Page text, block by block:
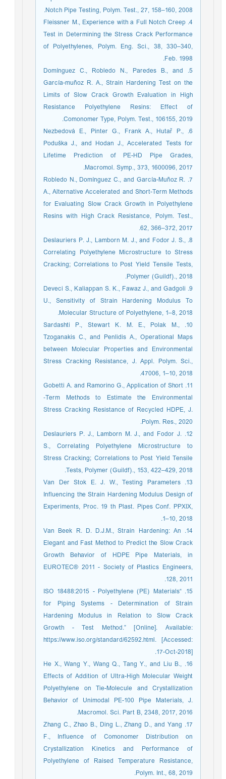
Notch Pipe Testing, Polym. Test., 27, 158–160, 2008.
4. Fleissner M., Experience with a Full Notch Creep
Test in Determining the Stress Crack Performance
of Polyethylenes, Polym. Eng. Sci., 38, 330–340,
Feb. 1998.
5. Domínguez C., Robledo N., Paredes B., and
García-muñoz R. A., Strain Hardening Test on the
Limits of Slow Crack Growth Evaluation in High
Resistance Polyethylene Resins: Effect of
Comonomer Type, Polym. Test., 106155, 2019.
6. Nezbedová E., Pinter G., Frank A., Hutař P.,
Poduška J., and Hodan J., Accelerated Tests for
Lifetime Prediction of PE-HD Pipe Grades,
Macromol. Symp., 373, 1600096, 2017.
7. Robledo N., Domínguez C., and García-Muñoz R.
A., Alternative Accelerated and Short-Term Methods
for Evaluating Slow Crack Growth in Polyethylene
Resins with High Crack Resistance, Polym. Test.,
62, 366–372, 2017.
8. Deslauriers P. J., Lamborn M. J., and Fodor J. S.,
Correlating Polyethylene Microstructure to Stress
Cracking; Correlations to Post Yield Tensile Tests,
Polymer (Guildf)., 2018.
9. Deveci S., Kaliappan S. K., Fawaz J., and Gadgoli
U., Sensitivity of Strain Hardening Modulus To
Molecular Structure of Polyethylene, 1–8, 2018.
10. Sardashti P., Stewart K. M. E., Polak M.,
Tzoganakis C., and Penlidis A., Operational Maps
between Molecular Properties and Environmental
Stress Cracking Resistance, J. Appl. Polym. Sci.,
47006, 1–10, 2018.
11. Gobetti A. and Ramorino G., Application of Short
‑Term Methods to Estimate the Environmental
Stress Cracking Resistance of Recycled HDPE, J.
Polym. Res., 2020.
12. Deslauriers P. J., Lamborn M. J., and Fodor J.
S., Correlating Polyethylene Microstructure to
Stress Cracking; Correlations to Post Yield Tensile
Tests, Polymer (Guildf)., 153, 422–429, 2018.
13. Van Der Stok E. J. W., Testing Parameters
Influencing the Strain Hardening Modulus Design of
Experiments, Proc. 19 th Plast. Pipes Conf. PPXIX,
1–10, 2018.
14. Van Beek R. D. D.J.M., Strain Hardening: An
Elegant and Fast Method to Predict the Slow Crack
Growth Behavior of HDPE Pipe Materials, in
EUROTEC® 2011 - Society of Plastics Engineers,
128, 2011.
15. “ISO 18488:2015 - Polyethylene (PE) Materials
for Piping Systems - Determination of Strain
Hardening Modulus in Relation to Slow Crack
Growth - Test Method.” [Online]. Available:
https://www.iso.org/standard/62592.html. [Accessed:
17-Oct-2018].
16. He X., Wang Y., Wang Q., Tang Y., and Liu B.,
Effects of Addition of Ultra-High Molecular Weight
Polyethylene on Tie-Molecule and Crystallization
Behavior of Unimodal PE-100 Pipe Materials, J.
Macromol. Sci. Part B, 2348, 2017, 2016.
17. Zhang C., Zhao B., Ding L., Zhang D., and Yang
F., Influence of Comonomer Distribution on
Crystallization Kinetics and Performance of
Polyethylene of Raised Temperature Resistance,
Polym. Int., 68, 2019.